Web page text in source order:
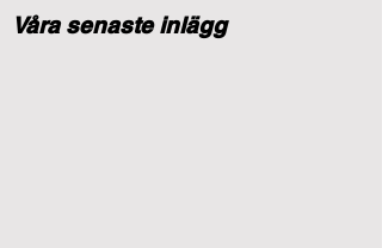
Våra senaste inlägg